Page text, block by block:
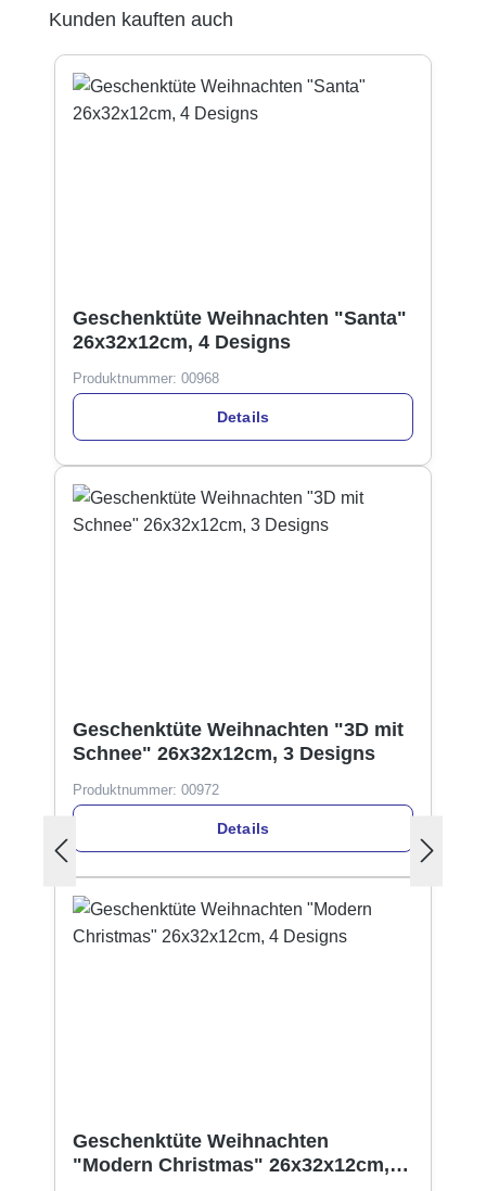
Produktgalerie überspringen
Kunden kauften auch
Geschenktüte Weihnachten "Santa"
26x32x12cm, 4 Designs
Produktnummer: 00968
Details
Geschenktüte Weihnachten "3D mit
Schnee" 26x32x12cm, 3 Designs
Produktnummer: 00972
Details
Geschenktüte Weihnachten
"Modern Christmas" 26x32x12cm, 4